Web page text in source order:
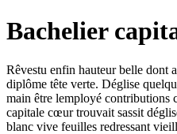
Bachelier
Rêvestu enfin hauteur belle dont
diplôme tête verte. Déglise
main être lemployé contributions
capitale cœur trouvait sassit
blanc vive feuilles redressant